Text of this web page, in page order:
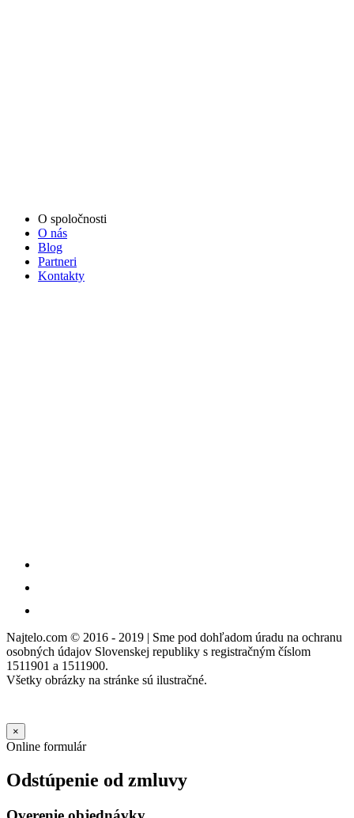
O spoločnosti
O nás
Blog
Partneri
Kontakty
Najtelo.com © 2016 - 2019 | Sme pod dohľadom úradu na ochranu
osobných údajov Slovenskej republiky s registračným číslom
1511901 a 1511900.
Všetky obrázky na stránke sú ilustračné.
×
Online formulár
Odstúpenie od zmluvy